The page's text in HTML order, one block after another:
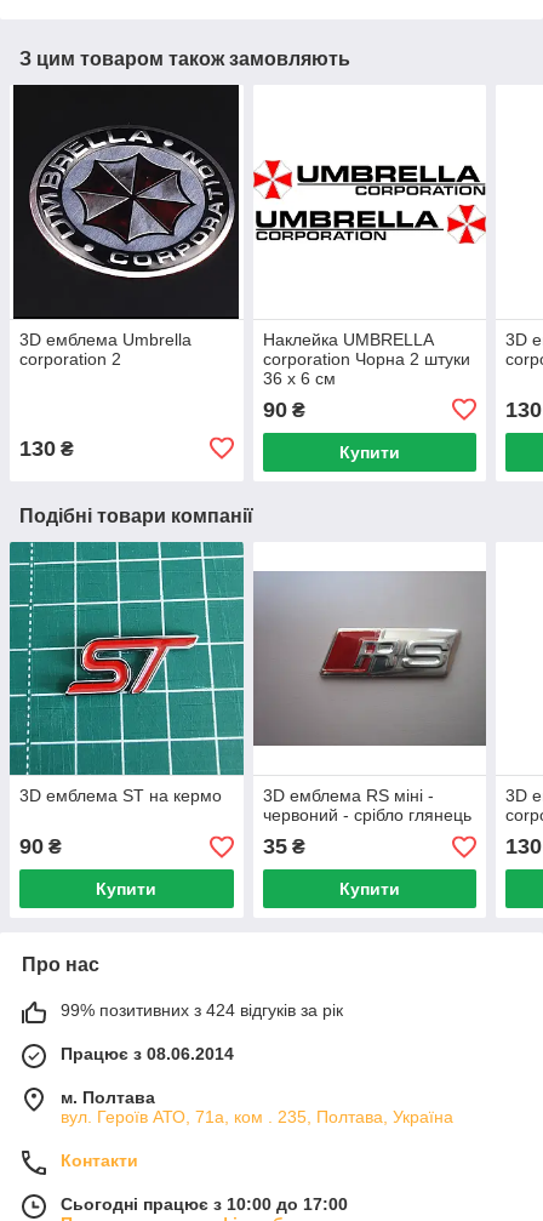
З цим товаром також замовляють
3D емблема Umbrella
corporation 2
130 ₴
Наклейка UMBRELLA
corporation Чорна 2 штуки
36 х 6 см
90₴
Купити
3D
130
Подібні товари компанії
3D емблема ST на кермо
90 ₴
Купити
3D емблема RS міні -
червоний - срібло глянець
35₴
Купити
3D
130
Про нас
99% позитивних з 424 відгуків за рік
Працює з 08.06.2014
м. Полтава
вул. Героїв АТО, 71а, ком . 235, Полтава, Україна
Контакти
Сьогодні працює з 10:00 до 17:00